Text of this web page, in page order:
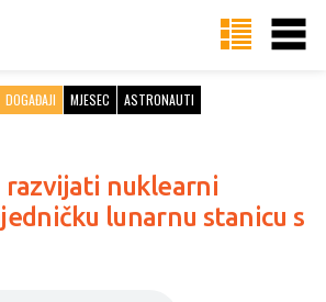
DOGAĐAJI MJESEC
ASTRONAUTI
razvijati nuklearni
lunarnu stanicu s